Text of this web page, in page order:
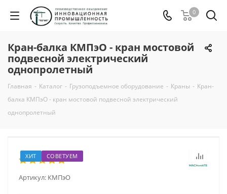
0
Кран-балка КМПэО - кран мостовой
подвесной электрический
однопролетный
Главная - Каталог - Грузоподъемное оборудование - Краны - Кран-
балка КМПэО - кран мостовой подвесной электрический
однопролетный
ХИТ СОВЕТУЕМ
Артикул: КМПэО